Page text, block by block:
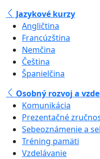
Jazykové kurzy
Angličtina
Francúzština
Nemčina
Čeština
Španielčina
Osobný rozvoj a
Komunikácia
Prezentačné
Sebeoznámenie a
Tréning pamäti
Vzdelávanie